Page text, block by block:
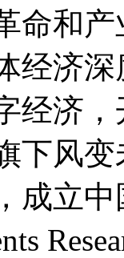
命和
经济
经济
下风
成立